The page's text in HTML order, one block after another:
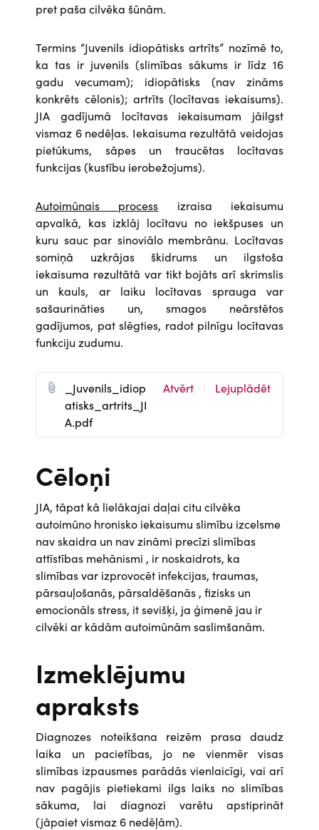
pret paša cilvēka šūnām.
Termins “Juvenils idiopātisks artrīts” nozīmē to,
ka tas ir juvenils (slimības sākums ir līdz 16
gadu vecumam); idiopātisks (nav zināms
konkrēts cēlonis); artrīts (locītavas iekaisums).
JIA gadījumā locītavas iekaisumam jāilgst
vismaz 6 nedēļas. Iekaisuma rezultātā veidojas
pietūkums, sāpes un traucētas locītavas
funkcijas (kustību ierobežojums).
Autoimūnais process izraisa iekaisumu
apvalkā, kas izklāj locītavu no iekšpuses un
kuru sauc par sinoviālo membrānu. Locītavas
somiņā uzkrājas škidrums un ilgstoša
iekaisuma rezultātā var tikt bojāts arī skrimslis
un kauls, ar laiku locītavas sprauga var
sašaurināties un, smagos neārstētos
gadījumos, pat slēgties, radot pilnīgu locītavas
funkciju zudumu.
o
c
u
e
n
t
_Juvenils_idiop
atisks_artrits_JI
A.pdf
Atvērt Lejuplādēt
Cēloņi
JIA, tāpat kā lielākajai daļai citu cilvēka
autoimūno hronisko iekaisumu slimību izcelsme
nav skaidra un nav zināmi precīzi slimības
attīstības mehānismi , ir noskaidrots, ka
slimības var izprovocēt infekcijas, traumas,
pārsauļošanās, pārsaldēšanās , fizisks un
emocionāls stress, it sevišķi, ja ģimenē jau ir
cilvēki ar kādām autoimūnām saslimšanām.
Izmeklējumu
apraksts
Diagnozes noteikšana reizēm prasa daudz
laika un pacietības, jo ne vienmēr visas
slimības izpausmes parādās vienlaicīgi, vai arī
nav pagājis pietiekami ilgs laiks no slimības
sākuma, lai diagnozi varētu apstiprināt
(jāpaiet vismaz 6 nedēļām).